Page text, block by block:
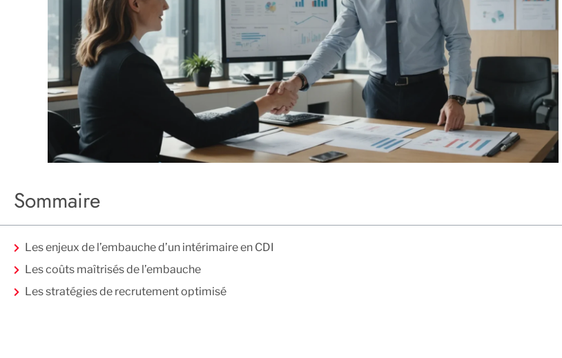
Sommaire
Les enjeux de l’embauche d’un intérimaire en CDI
Les coûts maîtrisés de l’embauche
Les stratégies de recrutement optimisé